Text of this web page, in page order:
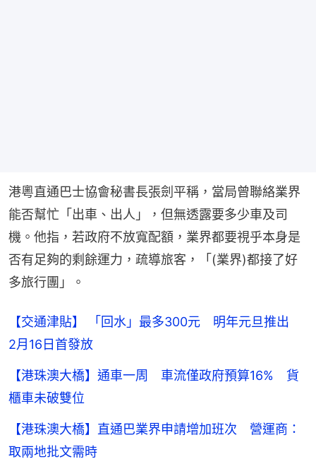
港粵直通巴士協會秘書長張劍平稱，當局曾聯絡業界
能否幫忙「出車、出人」，但無透露要多少車及司
機。他指，若政府不放寬配額，業界都要視乎本身是
否有足夠的剩餘運力，疏導旅客，「(業界)都接了好
多旅行團」。
【交通津貼】 「回水」最多300元 明年元旦推出
2月16日首發放
【港珠澳大橋】通車一周 車流僅政府預算16% 貨
櫃車未破雙位
【港珠澳大橋】直通巴業界申請增加班次 營運商：
取兩地批文需時